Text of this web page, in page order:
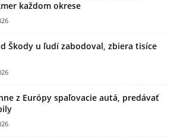
každom okrese
Škody u ľudí zabodoval, zbiera tisíce
z Európy spaľovacie autá, predávať